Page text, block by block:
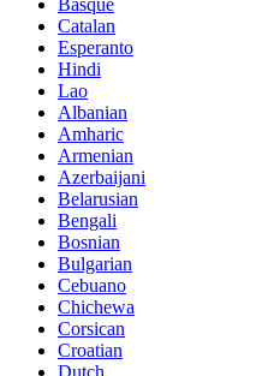
Basque
Catalan
Esperanto
Hindi
Lao
Albanian
Amharic
Armenian
Azerbaijani
Belarusian
Bengali
Bosnian
Bulgarian
Cebuano
Chichewa
Corsican
Croatian